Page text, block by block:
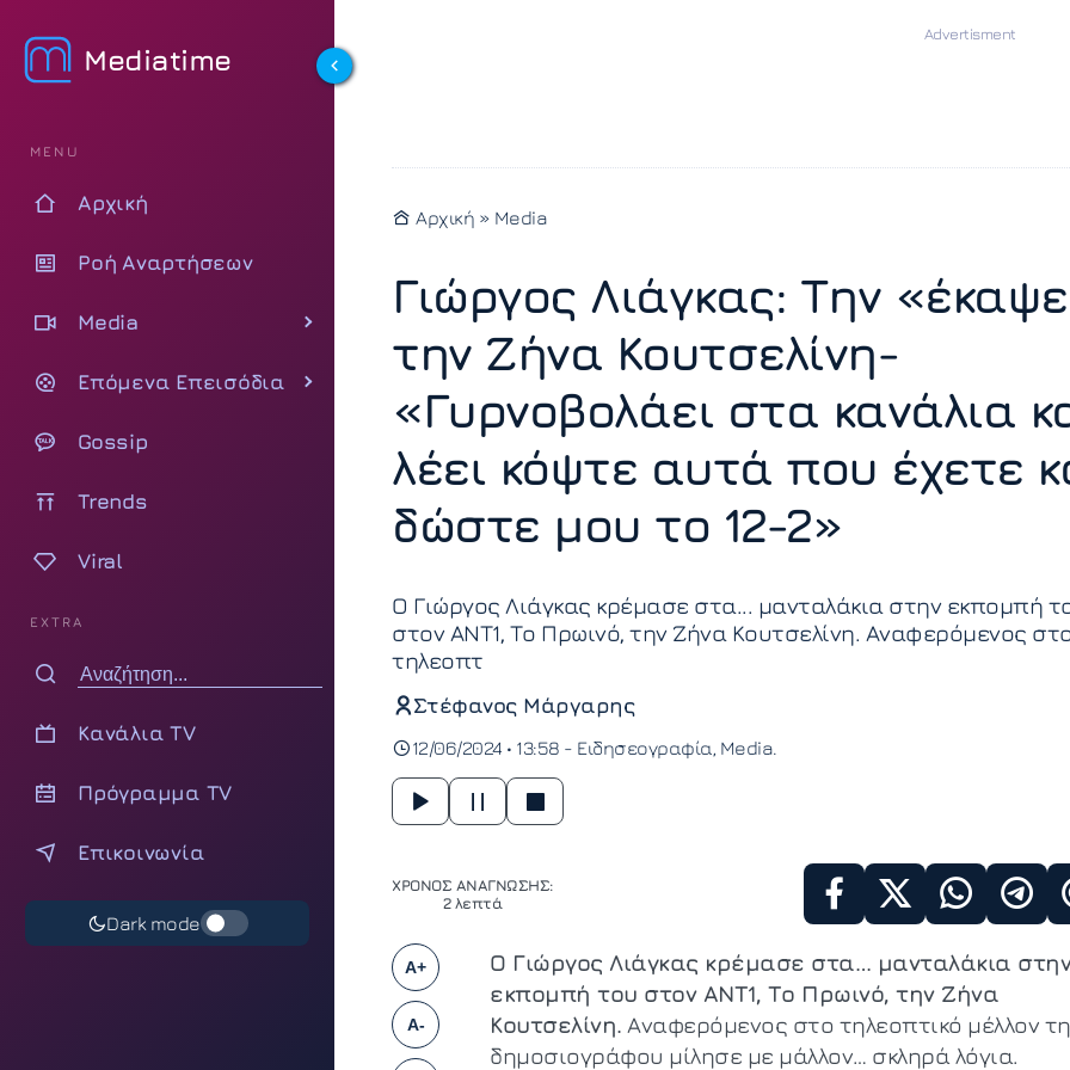
Mediatime
MENU
Αρχική
Ροή Αναρτήσεων
Media
Επόμενα Επεισόδια
Gossip
Trends
Viral
EXTRA
Κανάλια TV
Πρόγραμμα TV
Επικοινωνία
Dark mode
Αρχική » Media
Γιώργος Λιάγκας: Την
την Ζήνα Κουτσελίνη-
«Γυρνοβολάει στα κανάλια
λέει κόψτε αυτά που έχετε
δώστε μου το 12-2»
Ο Γιώργος Λιάγκας κρέμασε στα... μανταλάκια στην εκπομπή
στον ΑΝΤ1, Το Πρωινό, την Ζήνα Κουτσελίνη. Αναφερόμενος
τηλεοπτ
Στέφανος Μάργαρης
12/06/2024 • 13:58 - Ειδησεογραφία Media
ΧΡΟΝΟΣ ΑΝΑΓΝΩΣΗΣ:
2 λεπτά
A+
A-
Ο Γιώργος Λιάγκας κρέμασε στα… μανταλάκια στην
εκπομπή του στον ΑΝΤ1, Το Πρωινό, την Ζήνα
Κουτσελίνη. Αναφερόμενος στο τηλεοπτικό μέλλον
δημοσιογράφου μίλησε με μάλλον… σκληρά λόγια.